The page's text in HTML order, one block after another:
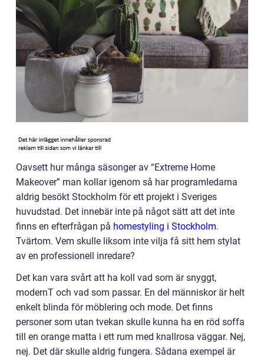
Oavsett hur många säsonger av “Extreme Home
Makeover” man kollar igenom så har programledarna
aldrig besökt Stockholm för ett projekt i Sveriges
huvudstad. Det innebär inte på något sätt att det inte
finns en efterfrågan på homestyling i Stockholm.
Tvärtom. Vem skulle liksom inte vilja få sitt hem stylat
av en professionell inredare?
Det kan vara svårt att ha koll vad som är snyggt,
modernT och vad som passar. En del människor är helt
enkelt blinda för möblering och mode. Det finns
personer som utan tvekan skulle kunna ha en röd soffa
till en orange matta i ett rum med knallrosa väggar. Nej,
nej. Det där skulle aldrig fungera. Sådana exempel är